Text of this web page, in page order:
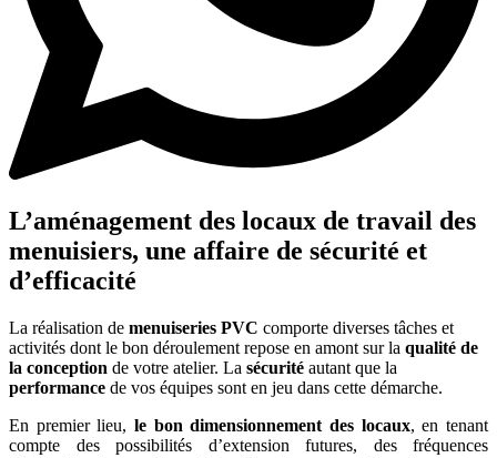
L’aménagement des locaux de travail des
menuisiers, une affaire de sécurité et
d’efficacité
La réalisation de menuiseries PVC comporte diverses tâches et
activités dont le bon déroulement repose en amont sur la qualité de
la conception de votre atelier. La sécurité autant que la
performance de vos équipes sont en jeu dans cette démarche.
En premier lieu, le bon dimensionnement des locaux, en tenant
compte des possibilités d’extension futures, des fréquences